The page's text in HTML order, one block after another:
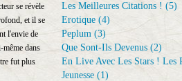
se révèle
et il se
l'envie de
dans
fut plus
Les Meilleures Citations ! (5)
Erotique (4)
Peplum (3)
Que Sont-Ils Devenus (2)
En Live Avec Les Stars ! Les
Jeunesse (1)